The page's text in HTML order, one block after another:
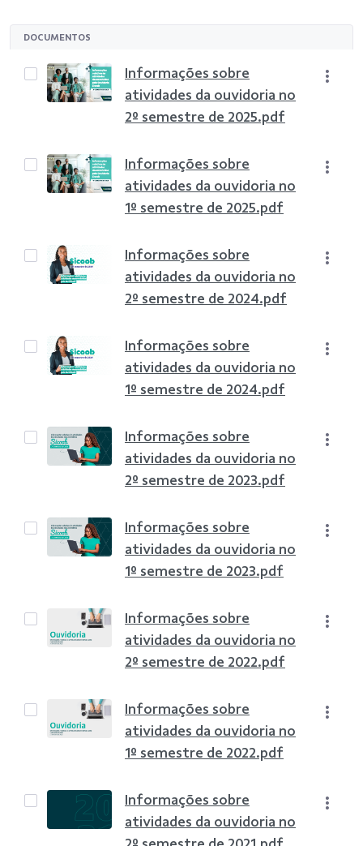
DOCUMENTOS
Informações sobre
atividades da ouvidoria no
2º semestre de 2025.pdf
Informações sobre
atividades da ouvidoria no
1º semestre de 2025.pdf
Informações sobre
atividades da ouvidoria no
2º semestre de 2024.pdf
Informações sobre
atividades da ouvidoria no
1º semestre de 2024.pdf
Informações sobre
atividades da ouvidoria no
2º semestre de 2023.pdf
Informações sobre
atividades da ouvidoria no
1º semestre de 2023.pdf
Informações sobre
atividades da ouvidoria no
2º semestre de 2022.pdf
Informações sobre
atividades da ouvidoria no
1º semestre de 2022.pdf
Informações sobre
atividades da ouvidoria no